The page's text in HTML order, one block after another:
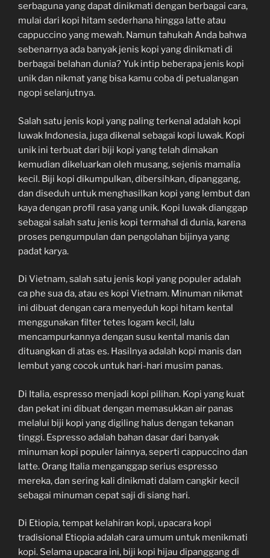
serbaguna yang dapat dinikmati dengan berbagai cara,
mulai dari kopi hitam sederhana hingga latte atau
cappuccino yang mewah. Namun tahukah Anda bahwa
sebenarnya ada banyak jenis kopi yang dinikmati di
berbagai belahan dunia? Yuk intip beberapa jenis kopi
unik dan nikmat yang bisa kamu coba di petualangan
ngopi selanjutnya.
Salah satu jenis kopi yang paling terkenal adalah kopi
luwak Indonesia, juga dikenal sebagai kopi luwak. Kopi
unik ini terbuat dari biji kopi yang telah dimakan
kemudian dikeluarkan oleh musang, sejenis mamalia
kecil. Biji kopi dikumpulkan, dibersihkan, dipanggang,
dan diseduh untuk menghasilkan kopi yang lembut dan
kaya dengan profil rasa yang unik. Kopi luwak dianggap
sebagai salah satu jenis kopi termahal di dunia, karena
proses pengumpulan dan pengolahan bijinya yang
padat karya.
Di Vietnam, salah satu jenis kopi yang populer adalah
ca phe sua da, atau es kopi Vietnam. Minuman nikmat
ini dibuat dengan cara menyeduh kopi hitam kental
menggunakan filter tetes logam kecil, lalu
mencampurkannya dengan susu kental manis dan
dituangkan di atas es. Hasilnya adalah kopi manis dan
lembut yang cocok untuk hari-hari musim panas.
Di Italia, espresso menjadi kopi pilihan. Kopi yang kuat
dan pekat ini dibuat dengan memasukkan air panas
melalui biji kopi yang digiling halus dengan tekanan
tinggi. Espresso adalah bahan dasar dari banyak
minuman kopi populer lainnya, seperti cappuccino dan
latte. Orang Italia menganggap serius espresso
mereka, dan sering kali dinikmati dalam cangkir kecil
sebagai minuman cepat saji di siang hari.
Di Etiopia, tempat kelahiran kopi, upacara kopi
tradisional Etiopia adalah cara umum untuk menikmati
kopi. Selama upacara ini, biji kopi hijau dipanggang di